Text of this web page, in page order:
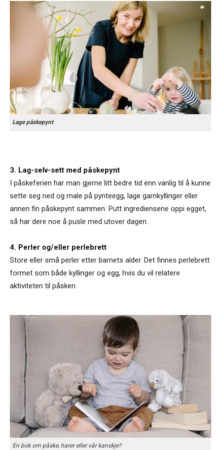
Lage påskepynt
3. Lag-selv-sett med påskepynt
I påskeferien har man gjerne litt bedre tid enn vanlig til å kunne
sette seg ned og male på pynteegg, lage garnkyllinger eller
annen fin påskepynt sammen. Putt ingrediensene oppi egget,
så har dere noe å pusle med utover dagen.
4. Perler og/eller perlebrett
Store eller små perler etter barnets alder. Det finnes perlebrett
formet som både kyllinger og egg, hvis du vil relatere
aktiviteten til påsken.
En bok om påske, harer eller vår kanskje?